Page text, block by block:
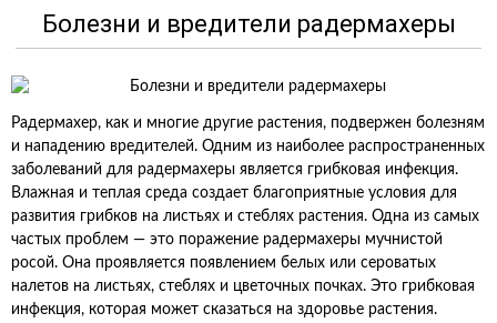
Болезни и вредители радермахеры
Радермахер, как и многие другие растения, подвержен болезням
и нападению вредителей. Одним из наиболее распространенных
заболеваний для радермахеры является грибковая инфекция.
Влажная и теплая среда создает благоприятные условия для
развития грибков на листьях и стеблях растения. Одна из самых
частых проблем — это поражение радермахеры мучнистой
росой. Она проявляется появлением белых или сероватых
налетов на листьях, стеблях и цветочных почках. Это грибковая
инфекция, которая может сказаться на здоровье растения.